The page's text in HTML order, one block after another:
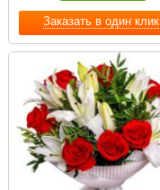
Заказать в один клик